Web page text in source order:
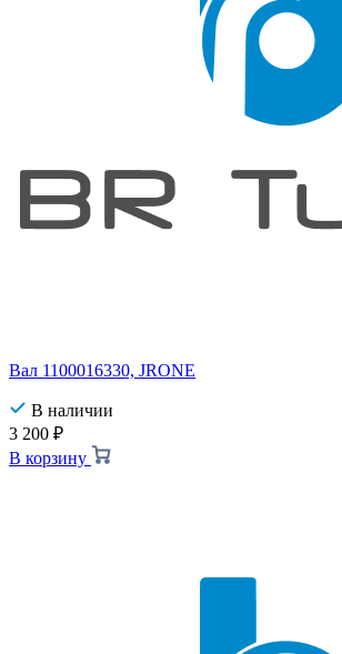
Вал 1100016330, JRONE
В наличии
3 200 ₽
В корзину